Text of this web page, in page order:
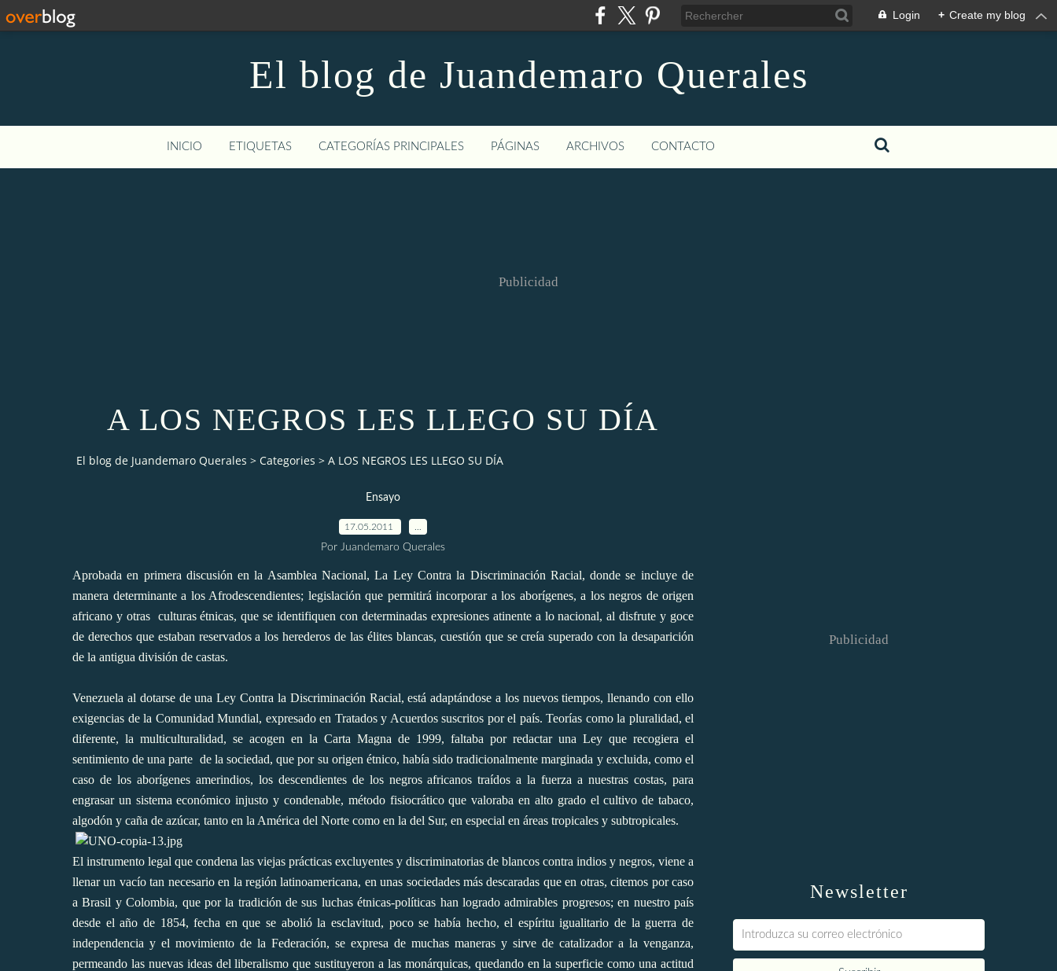
Login + Create my blog
El blog de Juandemaro Querales
INICIO ETIQUETAS CATEGORÍAS PRINCIPALES PÁGINAS ARCHIVOS CONTACTO
Publicidad
A LOS NEGROS LES LLEGO SU DÍA
El blog de Juandemaro Querales > Categories > A LOS NEGROS LES LLEGO SU DÍA
Ensayo
17.05.2011
Por Juandemaro Querales
Aprobada en primera discusión en la Asamblea Nacional, La Ley Contra la Discriminación Racial, donde se incluye de
manera determinante a los Afrodescendientes; legislación que permitirá incorporar a los aborígenes, a los negros de origen
africano y otras
culturas étnicas, que se identifiquen con determinadas expresiones atinente a lo nacional, al disfrute y goce
de derechos que estaban reservados a los herederos de las élites blancas, cuestión que se creía superado con la desaparición
de la antigua división de castas.
Venezuela al dotarse de una Ley Contra la Discriminación Racial, está adaptándose a los nuevos tiempos, llenando con ello
exigencias de la Comunidad Mundial, expresado en Tratados y Acuerdos suscritos por el país. Teorías como la pluralidad, el
diferente, la multiculturalidad, se acogen en la Carta Magna de 1999, faltaba por redactar una Ley que recogiera el
sentimiento de una parte de la sociedad, que por su origen étnico, había sido tradicionalmente marginada y excluida, como el
caso de los aborígenes amerindios, los descendientes de los negros africanos traídos a la fuerza a nuestras costas, para
engrasar un sistema económico injusto y condenable, método fisiocrático que valoraba en alto grado el cultivo de tabaco,
algodón y caña de azúcar, tanto en la América del Norte como en la del Sur, en especial en áreas tropicales y subtropicales.
El instrumento legal que condena las viejas prácticas excluyentes y discriminatorias de blancos contra indios y negros, viene a
llenar un vacío tan necesario en la región latinoamericana, en unas sociedades más descaradas que en otras, citemos por caso
a Brasil y Colombia, que por la tradición de sus luchas étnicas-políticas han logrado admirables progresos; en nuestro país
desde el año de 1854, fecha en que se abolió la esclavitud, poco se había hecho, el espíritu igualitario de la guerra de
independencia y el movimiento de la Federación, se expresa de muchas maneras y sirve de catalizador a la venganza,
permeando las nuevas ideas del liberalismo que sustituyeron a las monárquicas, quedando en la superficie como una actitud
Newsletter
Publicidad